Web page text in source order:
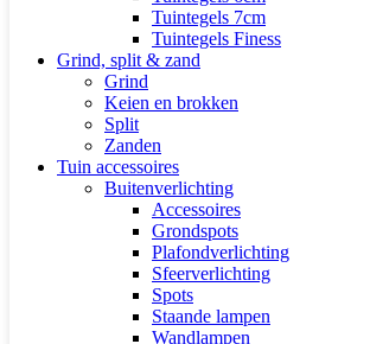
Tuintegels 7cm
Tuintegels Finess
Grind, split & zand
Grind
Keien en brokken
Split
Zanden
Tuin accessoires
Buitenverlichting
Accessoires
Grondspots
Plafondverlichting
Sfeerverlichting
Spots
Staande lampen
Wandlampen